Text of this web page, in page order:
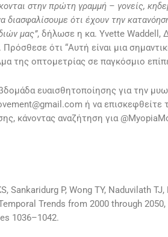
στην πρώτη γραμμή – γονείς,
διασφαλίσουμε ότι έχουν την
μας”, δήλωσε η κα. Yvette Waddell,
ότι “Αυτή είναι μια
της οπτομετρίας σε παγκόσμιο
ευαισθητοποίησης για την
ή να επισκεφθείτε
κάνοντας αναζήτηση για
Sankaridurg P, Wong TY, Naduvilath
Trends from 2000 through 2050,
1036–1042.